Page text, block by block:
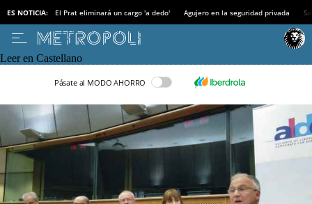
ES NOTICIA: El Prat eliminará un cargo 'a dedo' Agujero en la seguridad privada
Leer en Castellano
Pásate al MODO AHORRO